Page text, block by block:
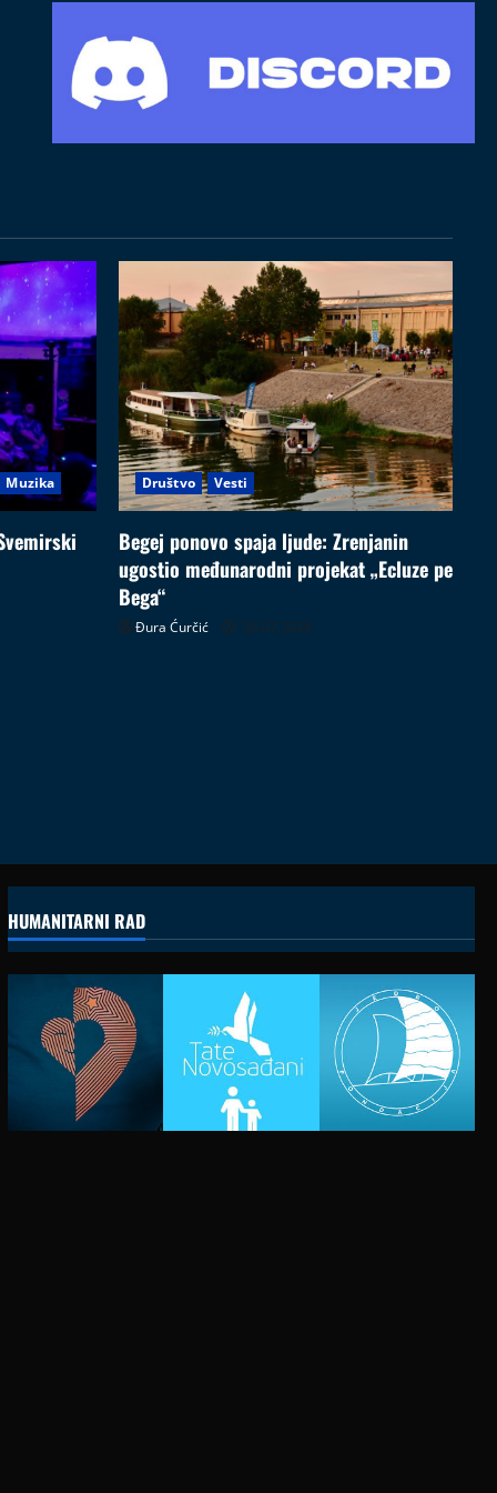
Muzika Društvo Vesti
Begej ponovo spaja ljude: Zrenjanin
ugostio međunarodni projekat „Ecluze pe
Bega“
Đura Ćurčić 26.07.2026
HUMANITARNI RAD